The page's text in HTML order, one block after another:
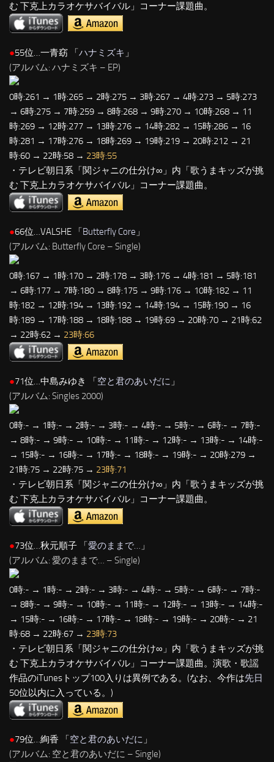
む 下克上カラオケサバイバル」コーナー課題曲。
●55位…一青窈 「ハナミズキ 」
(アルバム: ハナミズキ – EP)
0時:261 → 1時:265 → 2時:275 → 3時:267 → 4時:273 → 5時:273
→ 6時:275 → 7時:259 → 8時:268 → 9時:270 → 10時:268 → 11
時:269 → 12時:277 → 13時:276 → 14時:282 → 15時:286 → 16
時:281 → 17時:276 → 18時:269 → 19時:219 → 20時:212 → 21
時:60 → 22時:58 → 23時:55
・テレビ朝日系「関ジャニの仕分け∞」内「歌うまキッズが挑
む 下克上カラオケサバイバル」コーナー課題曲。
●66位…VALSHE 「Butterfly Core 」
(アルバム: Butterfly Core – Single)
0時:167 → 1時:170 → 2時:178 → 3時:176 → 4時:181 → 5時:181
→ 6時:177 → 7時:180 → 8時:175 → 9時:176 → 10時:182 → 11
時:182 → 12時:194 → 13時:192 → 14時:194 → 15時:190 → 16
時:189 → 17時:188 → 18時:188 → 19時:69 → 20時:70 → 21時:62
→ 22時:62 → 23時:66
●71位…中島みゆき 「空と君のあいだに 」
(アルバム: Singles 2000)
0時:- → 1時:- → 2時:- → 3時:- → 4時:- → 5時:- → 6時:- → 7時:-
→ 8時:- → 9時:- → 10時:- → 11時:- → 12時:- → 13時:- → 14時:-
→ 15時:- → 16時:- → 17時:- → 18時:- → 19時:- → 20時:279 →
21時:75 → 22時:75 → 23時:71
・テレビ朝日系「関ジャニの仕分け∞」内「歌うまキッズが挑
む 下克上カラオケサバイバル」コーナー課題曲。
●73位…秋元順子 「愛のままで… 」
(アルバム: 愛のままで… – Single)
0時:- → 1時:- → 2時:- → 3時:- → 4時:- → 5時:- → 6時:- → 7時:-
→ 8時:- → 9時:- → 10時:- → 11時:- → 12時:- → 13時:- → 14時:-
→ 15時:- → 16時:- → 17時:- → 18時:- → 19時:- → 20時:- → 21
時:68 → 22時:67 → 23時:73
・テレビ朝日系「関ジャニの仕分け∞」内「歌うまキッズが挑
む 下克上カラオケサバイバル」コーナー課題曲。演歌・歌謡
作品のiTunesトップ100入りは異例である。(なお、今作は先日
50位以内に入っている。)
●79位…絢香 「空と君のあいだに 」
(アルバム: 空と君のあいだに – Single)